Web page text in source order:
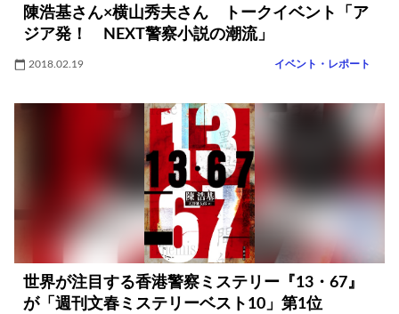
陳浩基さん×横山秀夫さん トークイベント「ア
ジア発！ NEXT警察小説の潮流」
2018.02.19 イベント・レポート
世界が注目する香港警察ミステリー『13・67』
が「週刊文春ミステリーベスト10」第1位